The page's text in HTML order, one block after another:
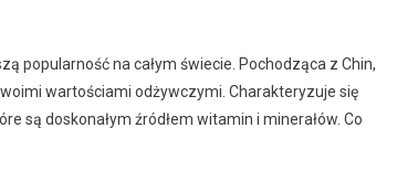
popularność na całym świecie. Pochodząca z Chin,
wartościami odżywczymi. Charakteryzuje się
są doskonałym źródłem witamin i minerałów. Co